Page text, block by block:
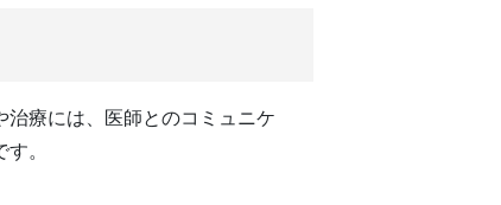
療には、医師とのコミュニケ
。